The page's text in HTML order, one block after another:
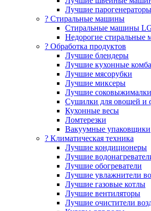
Лучшие парогенераторы
? Стиральные машины
Стиральные машины
Недорогие стиральные
? Обработка продуктов
Лучшие блендеры
Лучшие кухонные
Лучшие мясорубки
Лучшие миксеры
Лучшие соковыжималки
Сушилки для овощей и
Кухонные весы
Ломтерезки
Вакуумные упаковщики
?️ Климатическая техника
Лучшие кондиционеры
Лучшие
Лучшие обогреватели
Лучшие увлажнители
Лучшие газовые котлы
Лучшие вентиляторы
Лучшие очистители